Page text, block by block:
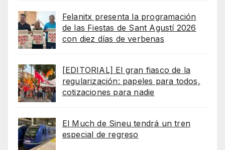
Felanitx presenta la programación
de las Fiestas de Sant Agustí 2026
con diez días de verbenas
[EDITORIAL] El gran fiasco de la
regularización: papeles para todos,
cotizaciones para nadie
El Much de Sineu tendrá un tren
especial de regreso